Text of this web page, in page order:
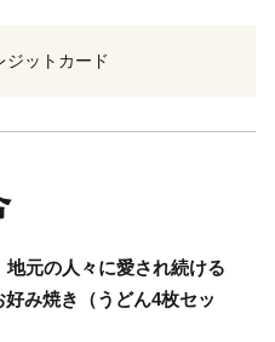
ジットカード
元の人々に愛され続ける
好み焼き（うどん4枚セッ